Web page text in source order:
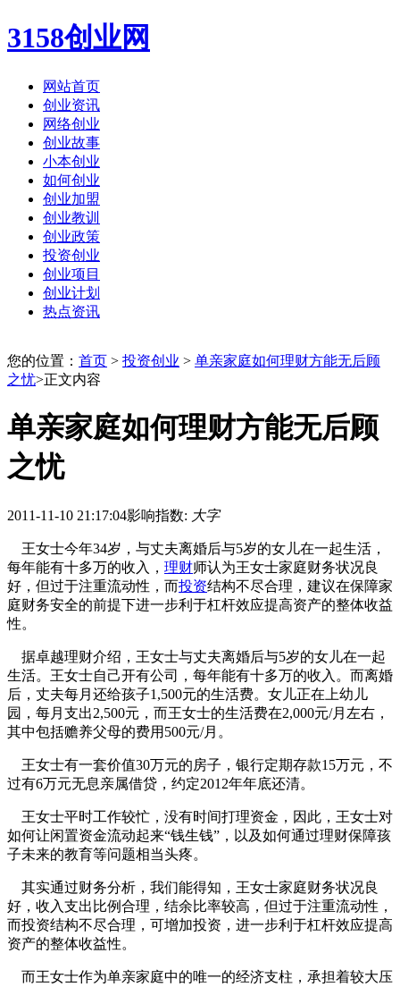
3158创业网
网站首页
创业资讯
网络创业
创业故事
小本创业
如何创业
创业加盟
创业教训
创业政策
投资创业
创业项目
创业计划
热点资讯
您的位置： 首页 > 投资创业 > 单亲家庭如何理财方能无后顾
之忧>正文内容
单亲家庭如何理财方能无后顾
之忧
2011-11-10 21:17:04影响指数: 大字
王女士今年34岁，与丈夫离婚后与5岁的女儿在一起生活，
每年能有十多万的收入， 理财师认为王女士家庭财务状况良
好，但过于注重流动性，而投资结构不尽合理，建议在保障家
庭财务安全的前提下进一步利于杠杆效应提高资产的整体收益
性。
据卓越理财介绍，王女士与丈夫离婚后与5岁的女儿在一起
生活。王女士自己开有公司，每年能有十多万的收入。而离婚
后，丈夫每月还给孩子1,500元的生活费。女儿正在上幼儿
园，每月支出2,500元，而王女士的生活费在2,000元/月左右，
其中包括赡养父母的费用500元/月。
王女士有一套价值30万元的房子，银行定期存款15万元，不
过有6万元无息亲属借贷，约定2012年年底还清。
王女士平时工作较忙，没有时间打理资金，因此，王女士对
如何让闲置资金流动起来“钱生钱”，以及如何通过理财保障孩
子未来的教育等问题相当头疼。
其实通过财务分析，我们能得知，王女士家庭财务状况良
好，收入支出比例合理，结余比率较高，但过于注重流动性，
而投资结构不尽合理，可增加投资，进一步利于杠杆效应提高
资产的整体收益性。
而王女士作为单亲家庭中的唯一的经济支柱，承担着较大压